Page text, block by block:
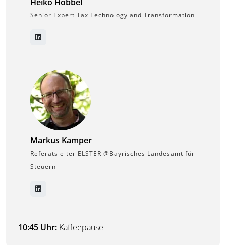
Senior Expert Tax Technology and Transformation
Markus Kamper
Referatsleiter ELSTER @Bayrisches Landesamt für
Steuern
10:45 Uhr: Kaffeepause